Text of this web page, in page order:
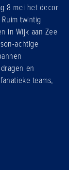
8 mei het decor
twintig
in Wijk aan Zee
achtige
en
teams,